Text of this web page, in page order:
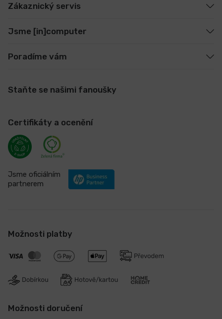
Zákaznický servis
Jsme [in]computer
Poradíme vám
Staňte se našimi fanoušky
Certifikáty a ocenění
Jsme oficiálním
partnerem
Možnosti platby
Možnosti doručení